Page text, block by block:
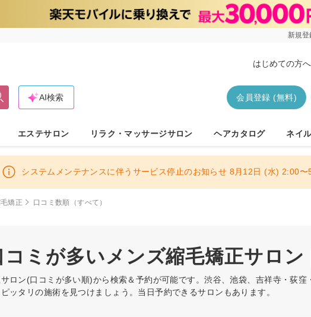
新規
はじめての方へ
会員登録 (無料)
AI検索
エステサロン リラク・マッサージサロン ヘアカタログ ネイ
システムメンテナンスに伴うサービス停止のお知らせ 8月12日 (水) 2:00〜
矯正 口コミ数順（すべて）
コミが多いメンズ縮毛矯正サロ
サロン(口コミが多い順)から検索＆予約が可能です。渋谷、池袋、吉祥寺・荻
ッタリの施術を見つけましょう。当日予約できるサロンもあります。